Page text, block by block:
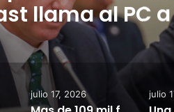
llama al PC
parte
julio 17, 2026 julio